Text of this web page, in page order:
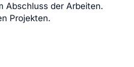
Abschluss der Arbeiten.
Projekten.